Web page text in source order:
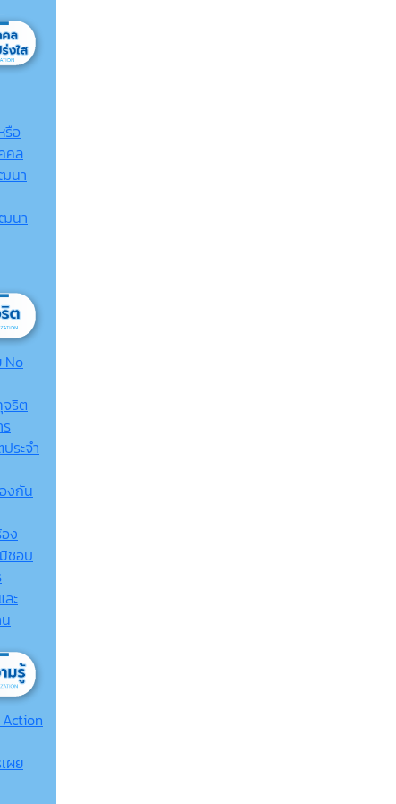
รือ
คล
นา
นา
No
ริต
ระจำ
งกัน
ง
ชอบ
ะ
ผย